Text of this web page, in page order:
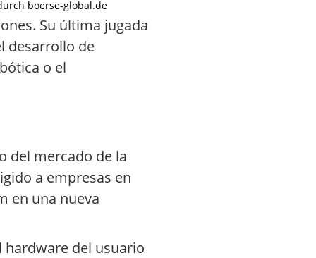
boerse-global.de
Su última jugada
desarrollo de
o el
del mercado de la
a empresas en
en una nueva
hardware del usuario